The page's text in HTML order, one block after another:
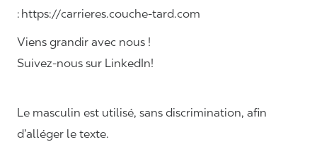
: https://carrieres.couche-tard.com
Viens grandir avec nous !
Suivez-nous sur LinkedIn!
Le masculin est utilisé, sans discrimination, afin
d’alléger le texte.